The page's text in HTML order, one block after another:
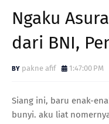
Ngaku
dari BNI,
pakne afif 1:47:00 PM
Siang ini, baru enak-
bunyi. aku liat